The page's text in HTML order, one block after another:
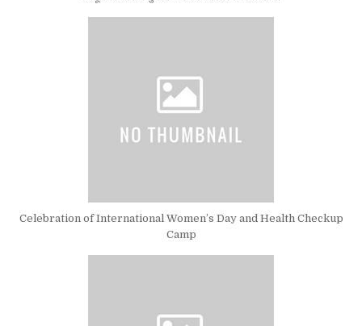
Celebration of International Women’s Day and Health Checkup
Camp